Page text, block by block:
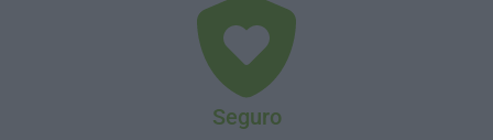
Seguro